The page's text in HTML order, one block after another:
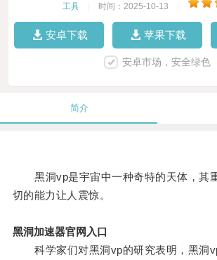
工具 时间：2025-10-13
安卓下载 苹果下载
安卓市场，安全绿色
简介
黑洞vp是宇宙中一种奇特的天体，其
切的能力让人震惊。
黑洞加速器官网入口
科学家们对黑洞vp的研究表明，黑洞